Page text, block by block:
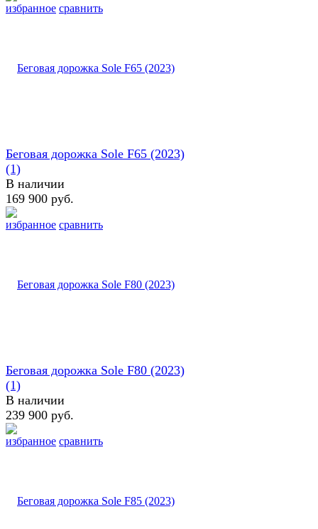
избранное сравнить
избранное сравнить
Беговая дорожка Sole F65 (2023)
(1)
В наличии
169 900 руб.
избранное сравнить
Беговая дорожка Sole F80 (2023)
(1)
В наличии
239 900 руб.